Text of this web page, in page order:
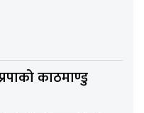
काठमाण्डु